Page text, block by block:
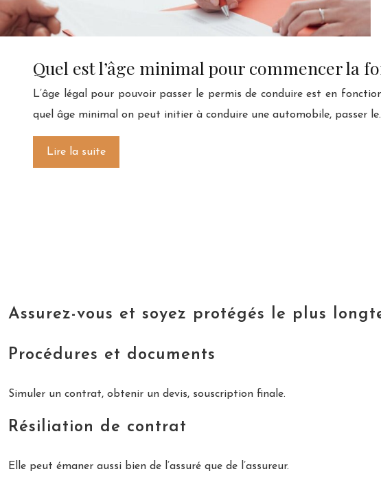
Quel est l’âge minimal pour commencer la
L’âge légal pour pouvoir passer le permis de conduire est en
quel âge minimal on peut initier à conduire une automobile, passer
Lire la suite
Assurez-vous et soyez protégés le plus
Procédures et documents
Simuler un contrat, obtenir un devis, souscription finale.
Résiliation de contrat
Elle peut émaner aussi bien de l’assuré que de l’assureur.